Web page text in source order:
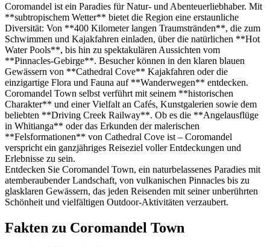
Coromandel ist ein Paradies für Natur- und Abenteuerliebhaber. Mit
**subtropischem Wetter** bietet die Region eine erstaunliche
Diversität: Von **400 Kilometer langen Traumstränden**, die zum
Schwimmen und Kajakfahren einladen, über die natürlichen **Hot
Water Pools**, bis hin zu spektakulären Aussichten vom
**Pinnacles-Gebirge**. Besucher können in den klaren blauen
Gewässern von **Cathedral Cove** Kajakfahren oder die
einzigartige Flora und Fauna auf **Wanderwegen** entdecken.
Coromandel Town selbst verführt mit seinem **historischen
Charakter** und einer Vielfalt an Cafés, Kunstgalerien sowie dem
beliebten **Driving Creek Railway**. Ob es die **Angelausflüge
in Whitianga** oder das Erkunden der malerischen
**Felsformationen** von Cathedral Cove ist – Coromandel
verspricht ein ganzjähriges Reiseziel voller Entdeckungen und
Erlebnisse zu sein.
Entdecken Sie Coromandel Town, ein naturbelassenes Paradies mit
atemberaubender Landschaft, von vulkanischen Pinnacles bis zu
glasklaren Gewässern, das jeden Reisenden mit seiner unberührten
Schönheit und vielfältigen Outdoor-Aktivitäten verzaubert.
Fakten zu Coromandel Town